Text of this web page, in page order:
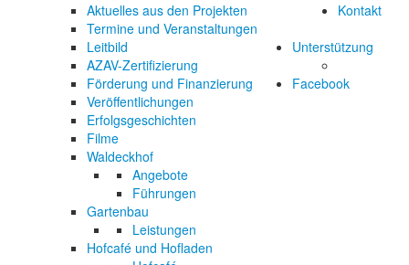
Aktuelles aus den Projekten
Termine und Veranstaltungen
Leitbild
AZAV-Zertifizierung
Förderung und Finanzierung
Veröffentlichungen
Erfolgsgeschichten
Filme
Waldeckhof
Angebote
Führungen
Gartenbau
Leistungen
Hofcafé und Hofladen
Kontakt
Unterstützung
Facebook